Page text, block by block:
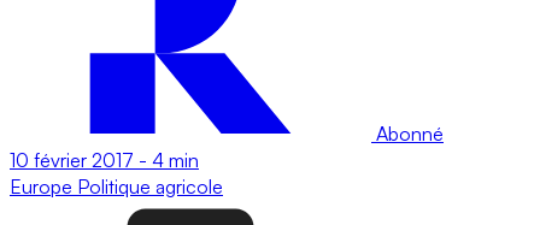
Abonné
10 février 2017 - 4 min
Europe Politique agricole